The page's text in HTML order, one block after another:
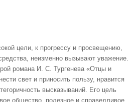
цели, к прогрессу и просвещению,
неизменно вызывают уважение.
романа И. С. Тургенева «Отцы и
свет и приносить пользу, нравится
высказываний. Его цель
общество, полезное и справедливое,